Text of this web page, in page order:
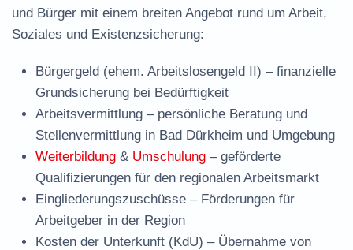
und Bürger mit einem breiten Angebot rund um Arbeit,
Soziales und Existenzsicherung:
Bürgergeld (ehem. Arbeitslosengeld II) – finanzielle
Grundsicherung bei Bedürftigkeit
Arbeitsvermittlung – persönliche Beratung und
Stellenvermittlung in Bad Dürkheim und Umgebung
Weiterbildung & Umschulung – geförderte
Qualifizierungen für den regionalen Arbeitsmarkt
Eingliederungszuschüsse – Förderungen für
Arbeitgeber in der Region
Kosten der Unterkunft (KdU) – Übernahme von